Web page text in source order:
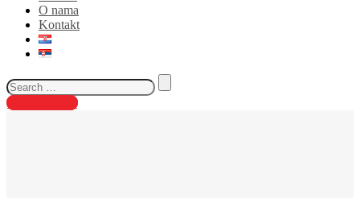
O nama
Kontakt
Search
for:
Postanite član